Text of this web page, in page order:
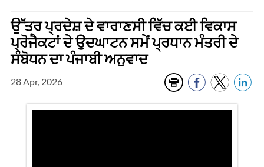
ਉੱਤਰ ਪ੍ਰਦੇਸ਼ ਦੇ ਵਾਰਾਣਸੀ ਵਿੱਚ ਕਈ ਵਿਕਾਸ
ਪ੍ਰੋਜੈਕਟਾਂ ਦੇ ਉਦਘਾਟਨ ਸਮੇਂ ਪ੍ਰਧਾਨ ਮੰਤਰੀ ਦੇ
ਸੰਬੋਧਨ ਦਾ ਪੰਜਾਬੀ ਅਨੁਵਾਦ
28 Apr, 2026